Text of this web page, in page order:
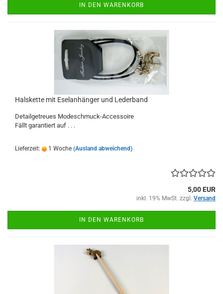
IN DEN WARENKORB
Halskette mit Eselanhänger und Lederband
Detailgetreues Modeschmuck-Accessoire
Fällt garantiert auf . . .
Lieferzeit: 1 Woche (Ausland abweichend)
5,00 EUR
inkl. 19% MwSt. zzgl. Versand
IN DEN WARENKORB